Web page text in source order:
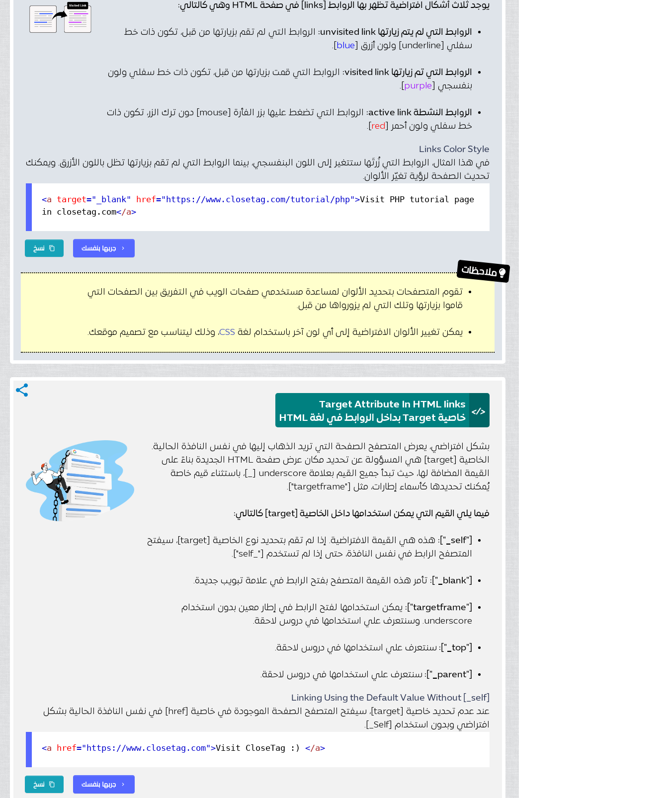
يوجد ثلاث أشكال افتراضية تظهر بها الروابط [links] في صفحة HTML وهي كالتالي:
الروابط التي لم يتم زيارتها unvisited link:
الروابط التي لم تقم بزيارتها من قبل، تكون ذات خط
سفلي [underline] ولون أزرق [
blue
].
الروابط التي تم زيارتها visited link:
الروابط التي قمت بزيارتها من قبل، تكون ذات خط سفلي ولون
بنفسجي [ purple
].
الروابط النشطة active link:
الروابط التي تضغط عليها بزر الفأرة [mouse] دون ترك الزر، تكون ذات
خط سفلي ولون أحمر [ red
].
Links Color Style
في هذا المثال، الروابط التي زُرتَها ستتغير إلى اللون البنفسجي، بينما الروابط التي لم تقم بزيارتها تظل باللون الأزرق. ويمكنك
تحديث الصفحة لرؤية تغيّر الألوان.
<a target="_blank" href="https://www.closetag.com/tutorial/php">Visit PHP tutorial page
in closetag.com</a>
نسخ content_copy جربها بنفسك chevron_right
ملاحظات
تقوم المتصفحات بتحديد الألوان لمساعدة مستخدمي صفحات الويب في التفريق بين الصفحات التي
قاموا بزيارتها وتلك التي لم يزورواها من قبل.
يمكن تغيير الألوان الافتراضية إلى أي لون آخر باستخدام لغة CSS، وذلك ليتناسب مع تصميم موقعك.
share
</>
Target Attribute In HTML Iinks
خاصية Target بداخل الروابط في لغة HTML
بشكل افتراضي، يعرض المتصفح الصفحة التي تريد الذهاب إليها في نفس النافذة الحالية.
الخاصية [target] هي المسؤولة عن تحديد مكان عرض صفحة HTML الجديدة بناءً على
القيمة المضافة لها، حيث تبدأ جميع القيم بعلامة underscore [_]، باستثناء قيم خاصة
يُمكنك تحديدها كأسماء إطارات، مثل ["targetframe"].
فيما يلي القيم التي يمكن استخدامها داخل الخاصية [target] كالتالي:
["self
_
"]:
هذه هي القيمة الافتراضية. إذا لم تقم بتحديد نوع الخاصية [target]، سيفتح
المتصفح الرابط في نفس النافذة، حتى إذا لم تستخدم ["_self"].
["blank
_
"]: تأمر هذه القيمة المتصفح بفتح الرابط في علامة تبويب جديدة.
["targetframe"]:
يمكن استخدامها لفتح الرابط في إطار معين بدون استخدام
underscore. وسنتعرف علي استخدامها في دروس لاحقة.
["top
_
"]: سنتعرف علي استخدامها في دروس لاحقة.
["parent
_
"]: سنتعرف علي استخدامها في دروس لاحقة.
Linking Using the Default Value Without [_self]
عند عدم تحديد خاصية [target]، سيفتح المتصفح الصفحة الموجودة في خاصية [href] في نفس النافذة الحالية بشكل
افتراضي وبدون استخدام [Self_].
<a href="https://www.closetag.com">Visit CloseTag :) </a>
نسخ content_copy جربها بنفسك chevron_right